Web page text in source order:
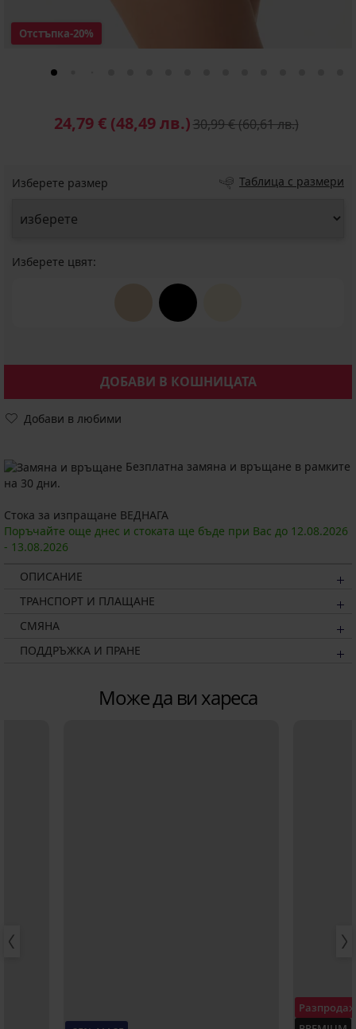
Отстъпка-20%
24,79 € (48,49 лв.)30,99 €(60,61 лв.)
Изберете размер Таблица с размери
Изберете цвят:
ДОБАВИ В КОШНИЦАТА
Добави в любими
Безплатна замяна и връщане в рамките
на 30 дни.
Стока за изпращане ВЕДНАГА
Поръчайте още днес и стоката ще бъде при Вас до 12.08.2026
- 13.08.2026
ОПИСАНИЕ
ТРАНСПОРТ И ПЛАЩАНЕ
СМЯНА
ПОДДРЪЖКА И ПРАНЕ
Може да ви хареса